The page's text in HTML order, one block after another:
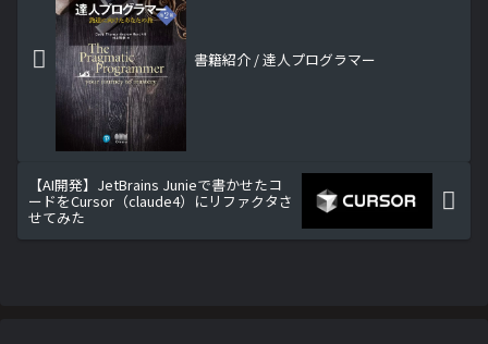
書籍紹介 / 達人プログラマー
【AI開発】JetBrains Junieで書かせたコ
ードをCursor（claude4）にリファクタさ
せてみた